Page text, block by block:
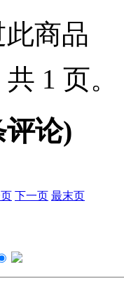
商品
共 1 页。
评论)
页 下一页 最末页